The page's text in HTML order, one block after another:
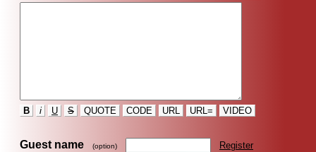
B i U S QUOTE CODE URL URL= VIDEO
Guest name (option) Register